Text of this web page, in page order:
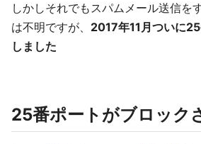
しかしそれでもスパムメール送信を
は不明ですが、 2017年11月ついに
しました
25番ポートがブロック